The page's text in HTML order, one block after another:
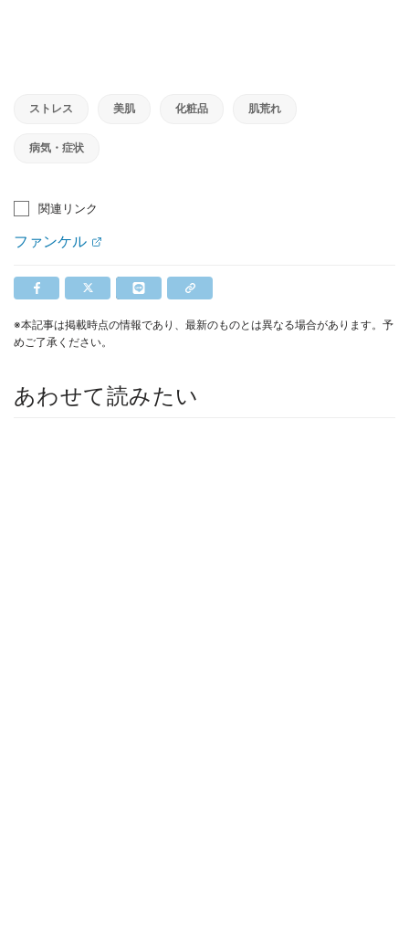
ストレス 美肌 化粧品 肌荒れ
病気・症状
関連リンク
ファンケル
※本記事は掲載時点の情報であり、最新のものとは異なる場合があります。予
めご了承ください。
あわせて読みたい